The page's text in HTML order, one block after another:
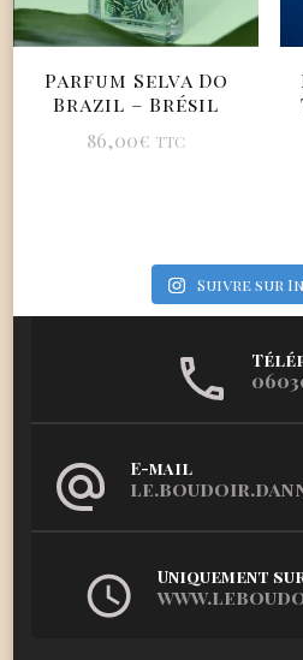
Parfum Selva Do
Brazil – Brésil
86,00€ TTC
Suivre sur
E-mail
Uniquement